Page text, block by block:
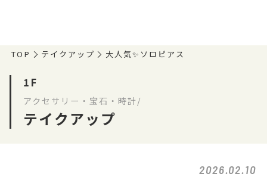
TOP テイクアップ 大人気✨ソロピアス
1F
アクセサリー・宝石・時計/
テイクアップ
2026.02.10